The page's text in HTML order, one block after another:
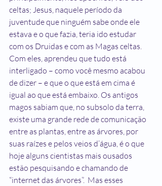
celtas; Jesus, naquele período da
juventude que ninguém sabe onde ele
estava e o que fazia, teria ido estudar
com os Druidas e com as Magas celtas.
Com eles, aprendeu que tudo está
interligado – como você mesmo acabou
de dizer – e que o que está em cima é
igual ao que está embaixo. Os antigos
magos sabiam que, no subsolo da terra,
existe uma grande rede de comunicação
entre as plantas, entre as árvores, por
suas raízes e pelos veios d’água, é o que
hoje alguns cientistas mais ousados
estão pesquisando e chamando de
“internet das árvores”.  Mas esses